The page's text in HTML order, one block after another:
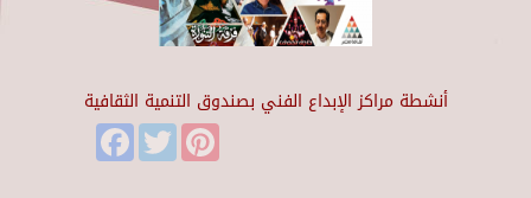
أنشطة مراكز الإبداع الفني بصندوق التنمية الثقافية
FacebookTwitter